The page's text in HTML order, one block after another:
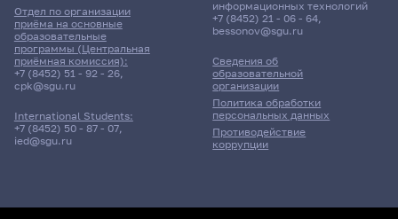
Отдел по организации
приёма на основные
образовательные
программы (Центральная
приёмная комиссия):
+7 (8452) 51 - 92 - 26,
cpk@sgu.ru
International Students:
+7 (8452) 50 - 87 - 07,
ied@sgu.ru
Сведения об
образовательной
организации
Политика обработки
персональных данных
Противодействие
коррупции
информационных технологий
+7 (8452) 21 - 06 - 64,
bessonov@sgu.ru